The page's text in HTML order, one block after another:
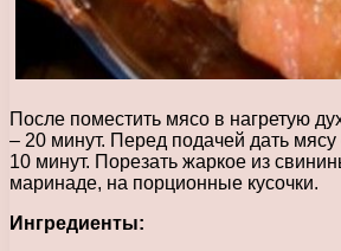
После поместить мясо в нагретую
– 20 минут. Перед подачей дать мясу
10 минут. Порезать жаркое из
маринаде, на порционные кусочки.
Ингредиенты: